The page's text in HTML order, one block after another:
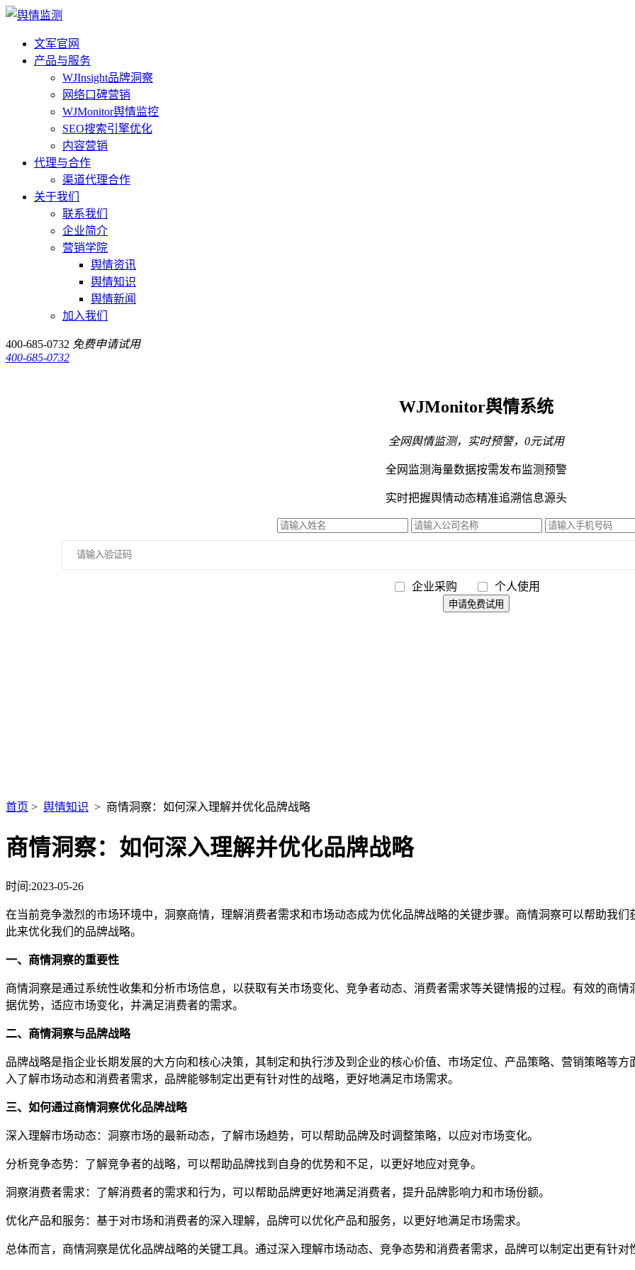
文军官网
产品与服务
WJInsight品牌洞察
网络口碑营销
WJMonitor舆情监控
SEO搜索引擎优化
内容营销
代理与合作
渠道代理合作
关于我们
联系我们
企业简介
营销学院
舆情资讯
舆情知识
舆情新闻
加入我们
400-685-0732 免费申请试用
400-685-0732
WJMonitor舆情系统
全网舆情监测，实时预警，0元试用
全网监测海量数据按需发布监测预警
实时把握舆情动态精准追溯信息源头
企业采购 个人使用
首页 > 舆情知识 > 商情洞察：如何深入理解并优化品牌战略
商情洞察：如何深入理解并优化品牌战略
时间:2023-05-26
在当前竞争激烈的市场环境中，洞察商情，理解消费者需求和市场动态成为优化品牌战略的关键步骤。商情洞察可以帮助我
此来优化我们的品牌战略。
一、商情洞察的重要性
商情洞察是通过系统性收集和分析市场信息，以获取有关市场变化、竞争者动态、消费者需求等关键情报的过程。有效的商
据优势，适应市场变化，并满足消费者的需求。
二、商情洞察与品牌战略
品牌战略是指企业长期发展的大方向和核心决策，其制定和执行涉及到企业的核心价值、市场定位、产品策略、营销策略等
入了解市场动态和消费者需求，品牌能够制定出更有针对性的战略，更好地满足市场需求。
三、如何通过商情洞察优化品牌战略
深入理解市场动态：洞察市场的最新动态，了解市场趋势，可以帮助品牌及时调整策略，以应对市场变化。
分析竞争态势：了解竞争者的战略，可以帮助品牌找到自身的优势和不足，以更好地应对竞争。
洞察消费者需求：了解消费者的需求和行为，可以帮助品牌更好地满足消费者，提升品牌影响力和市场份额。
优化产品和服务：基于对市场和消费者的深入理解，品牌可以优化产品和服务，以更好地满足市场需求。
总体而言，商情洞察是优化品牌战略的关键工具。通过深入理解市场动态、竞争态势和消费者需求，品牌可以制定出更有针对